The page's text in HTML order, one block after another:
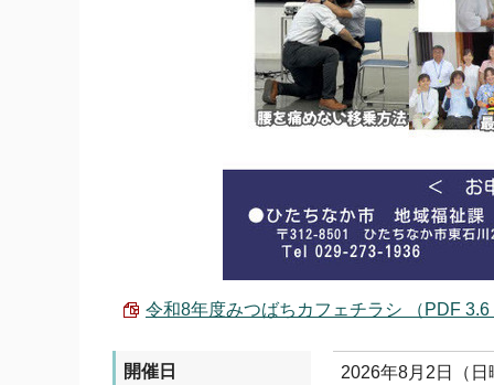
令和8年度みつばちカフェチラシ （PDF 3.6
開催日 2026年8月2日（